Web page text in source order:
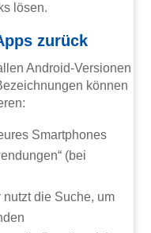
lösen.
zurück
Android-Versionen
können
Smartphones
(bei
die Suche, um